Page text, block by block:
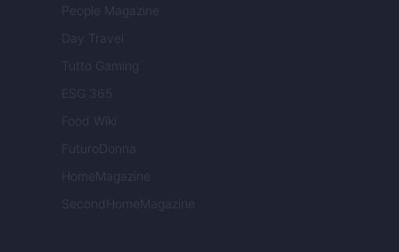
People Magazine
Day Travel
Tutto Gaming
ESG 365
Food Wiki
FuturoDonna
HomeMagazine
SecondHomeMagazine